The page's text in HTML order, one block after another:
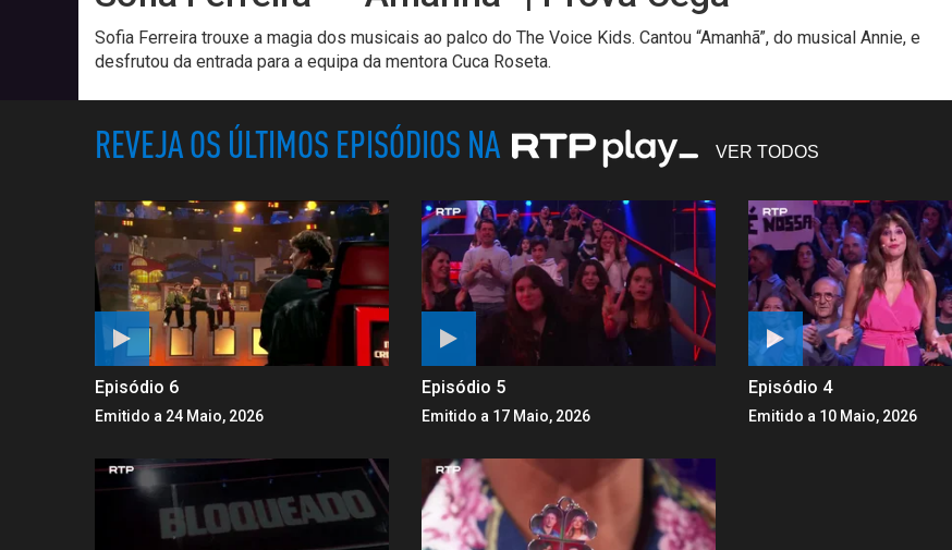
Sofia Ferreira trouxe a magia dos musicais ao palco do The Voice Kids. Cantou “Amanhã”, do musical Annie, e
desfrutou da entrada para a equipa da mentora Cuca Roseta.
REVEJA OS ÚLTIMOS EPISÓDIOS NA VER TODOS
Episódio 6
Emitido a 24 Maio, 2026
Episódio 5
Emitido a 17 Maio, 2026
Episódio 4
Emitido a 10 Maio, 2026